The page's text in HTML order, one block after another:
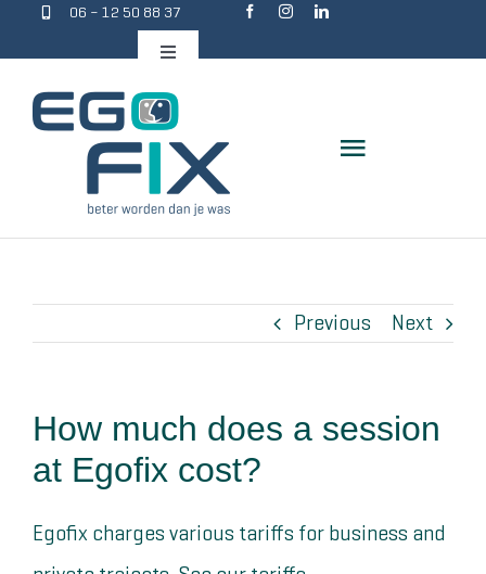
to
content
06 – 12 50 88 37
Toggle
Toggle
Wat doet Egofix?
Wie is Sandra?
Previous Next
How much does a session
at Egofix cost?
Egofix charges various tariffs for business and